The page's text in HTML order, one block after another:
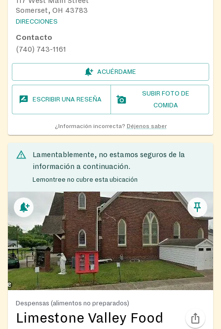
Somerset, OH 43783
DIRECCIONES
Contacto
(740) 743-1161
ACUÉRDAME
ESCRIBIR UNA RESEÑA
SUBIR FOTO DE
COMIDA
¿Información incorrecta? Déjenos saber
Lamentablemente, no estamos seguros de la
información a continuación.
Lemontree no cubre esta ubicación
Despensas (alimentos no preparados)
Limestone Valley Food